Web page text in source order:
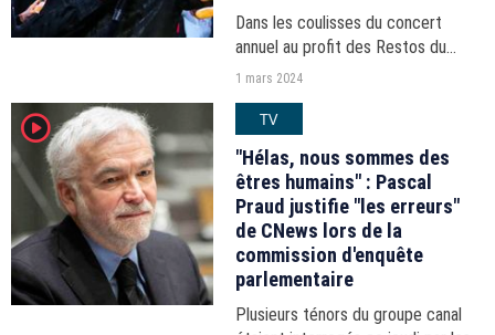
Dans les coulisses du concert
annuel au profit des Restos du
coeur, la nouvelle recrue des
puremedias.com
1 mars 2024
player2 TV
"Hélas, nous sommes des
êtres humains" : Pascal
Praud justifie "les erreurs"
de CNews lors de la
commission d'enquête
parlementaire
Plusieurs ténors du groupe canal